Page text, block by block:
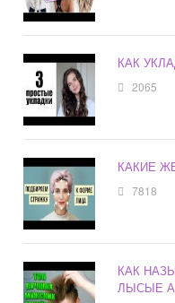
КАК
2065
КАКИЕ
7818
КАК
ЛЫСЫЕ А